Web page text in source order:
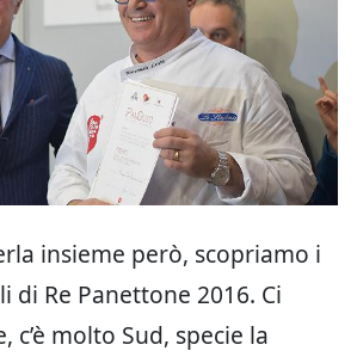
insieme però, scopriamo i
di Re Panettone 2016. Ci
c’è molto Sud, specie la